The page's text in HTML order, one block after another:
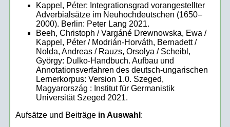
Kappel, Péter: Integrationsgrad vorangestellter
Adverbialsätze im Neuhochdeutschen (1650–
2000). Berlin: Peter Lang 2021.
Beeh, Christoph / Vargáné Drewnowska, Ewa /
Kappel, Péter / Modrián-Horváth, Bernadett /
Nolda, Andreas / Rauzs, Orsolya / Scheibl,
György: Dulko-Handbuch. Aufbau und
Annotationsverfahren des deutsch-ungarischen
Lernerkorpus: Version 1.0. Szeged,
Magyarország : Institut für Germanistik
Universität Szeged 2021.
Aufsätze und Beiträge in Auswahl :